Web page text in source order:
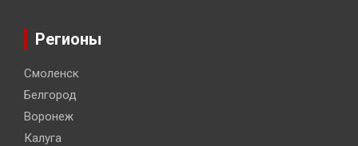
Регионы
Смоленск
Белгород
Воронеж
Калуга